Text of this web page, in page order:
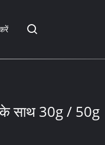
साथ 30g / 50g